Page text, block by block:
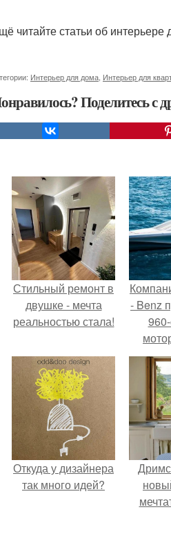
читайте статьи об интерьере
Интерьер для дома Интерьер для
Поделитесь с
Стильный ремонт в
двушке - мечта
реальностью стала!
- Benz
Откуда у дизайнера
так много идей?